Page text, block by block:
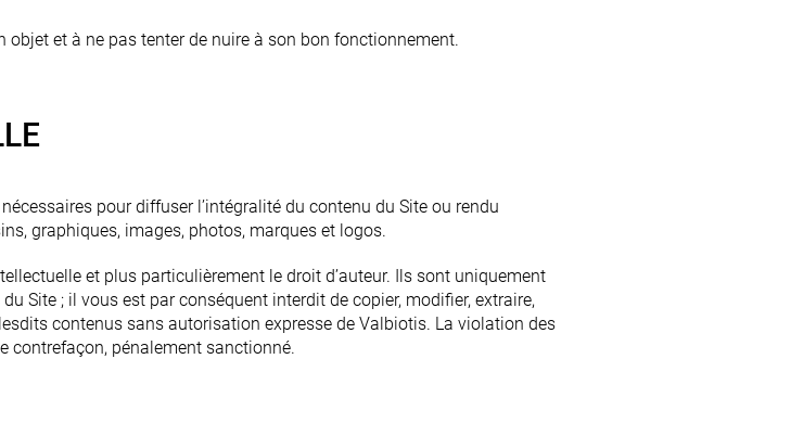
objet et à ne pas tenter de nuire à son bon fonctionnement.
pour diffuser l’intégralité du contenu du Site ou rendu
graphiques, images, photos, marques et logos.
et plus particulièrement le droit d’auteur. Ils sont uniquement
Site ; il vous est par conséquent interdit de copier, modifier, extraire,
contenus sans autorisation expresse de Valbiotis. La violation des
contrefaçon, pénalement sanctionné.